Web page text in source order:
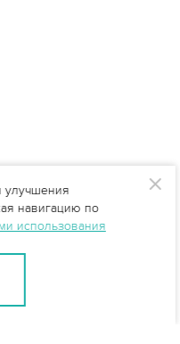
навигацию по
использования